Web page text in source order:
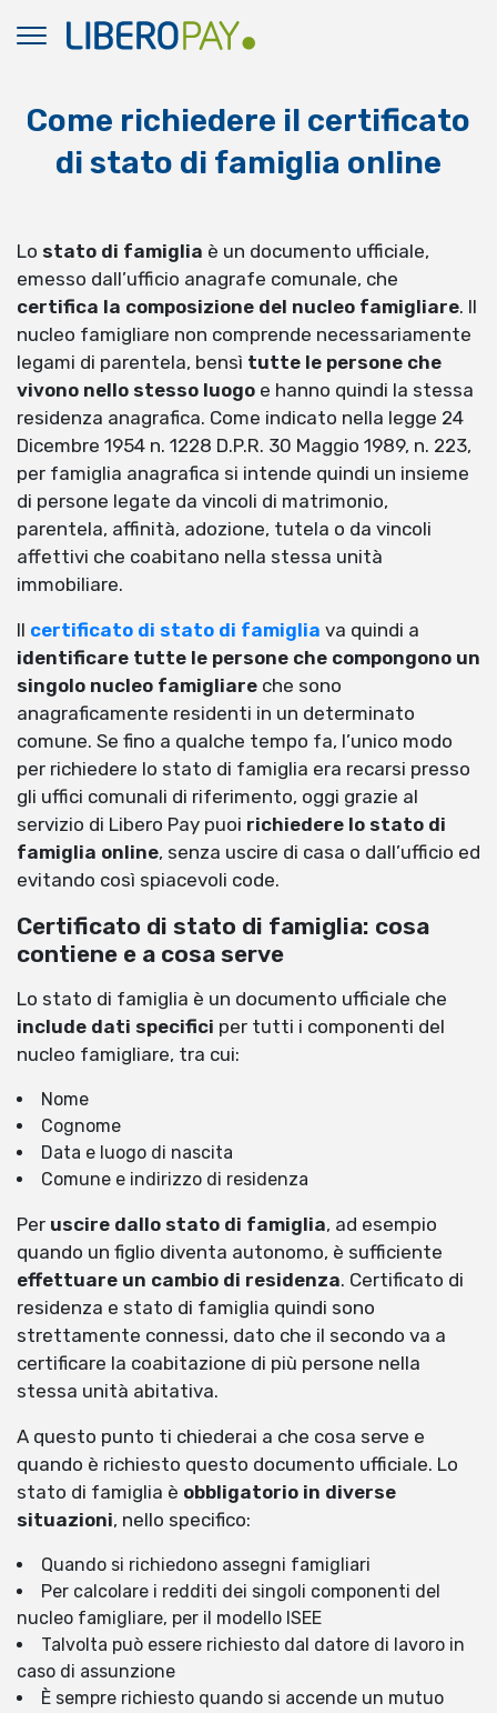
Come richiedere il certificato
di stato di famiglia online
Lo stato di famiglia è un documento ufficiale,
emesso dall’ufficio anagrafe comunale, che
certifica la composizione del nucleo famigliare. Il
nucleo famigliare non comprende necessariamente
legami di parentela, bensì tutte le persone che
vivono nello stesso luogo e hanno quindi la stessa
residenza anagrafica. Come indicato nella legge 24
Dicembre 1954 n. 1228 D.P.R. 30 Maggio 1989, n. 223,
per famiglia anagrafica si intende quindi un insieme
di persone legate da vincoli di matrimonio,
parentela, affinità, adozione, tutela o da vincoli
affettivi che coabitano nella stessa unità
immobiliare.
Il certificato di stato di famiglia va quindi a
identificare tutte le persone che compongono un
singolo nucleo famigliare che sono
anagraficamente residenti in un determinato
comune. Se fino a qualche tempo fa, l’unico modo
per richiedere lo stato di famiglia era recarsi presso
gli uffici comunali di riferimento, oggi grazie al
servizio di Libero Pay puoi richiedere lo stato di
famiglia online, senza uscire di casa o dall’ufficio ed
evitando così spiacevoli code.
Certificato di stato di famiglia: cosa
contiene e a cosa serve
Lo stato di famiglia è un documento ufficiale che
include dati specifici per tutti i componenti del
nucleo famigliare, tra cui:
Nome
Cognome
Data e luogo di nascita
Comune e indirizzo di residenza
Per uscire dallo stato di famiglia, ad esempio
quando un figlio diventa autonomo, è sufficiente
effettuare un cambio di residenza. Certificato di
residenza e stato di famiglia quindi sono
strettamente connessi, dato che il secondo va a
certificare la coabitazione di più persone nella
stessa unità abitativa.
A questo punto ti chiederai a che cosa serve e
quando è richiesto questo documento ufficiale. Lo
stato di famiglia è obbligatorio in diverse
situazioni, nello specifico:
Quando si richiedono assegni famigliari
Per calcolare i redditi dei singoli componenti del
nucleo famigliare, per il modello ISEE
Talvolta può essere richiesto dal datore di lavoro in
caso di assunzione
È sempre richiesto quando si accende un mutuo